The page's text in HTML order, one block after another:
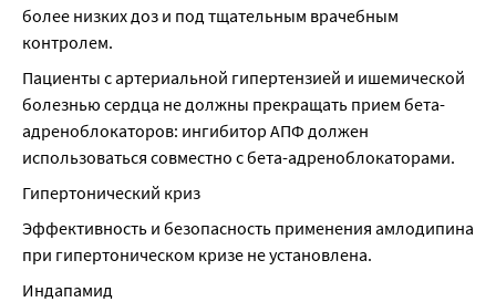
более низких доз и под тщательным врачебным
контролем.
Пациенты c артериальной гипертензией и ишемической
болезнью сердца не должны прекращать прием бета-
адреноблокаторов: ингибитор АПФ должен
использоваться совместно с бета-адреноблокаторами.
Гипертонический криз
Эффективность и безопасность применения амлодипина
при гипертоническом кризе не установлена.
Индапамид